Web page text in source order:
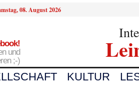
08. August 2026
und
;-)
KULTUR